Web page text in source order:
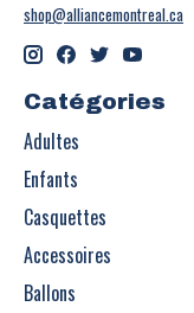
shop@alliancemontreal.ca
Catégories
Adultes
Enfants
Casquettes
Accessoires
Ballons